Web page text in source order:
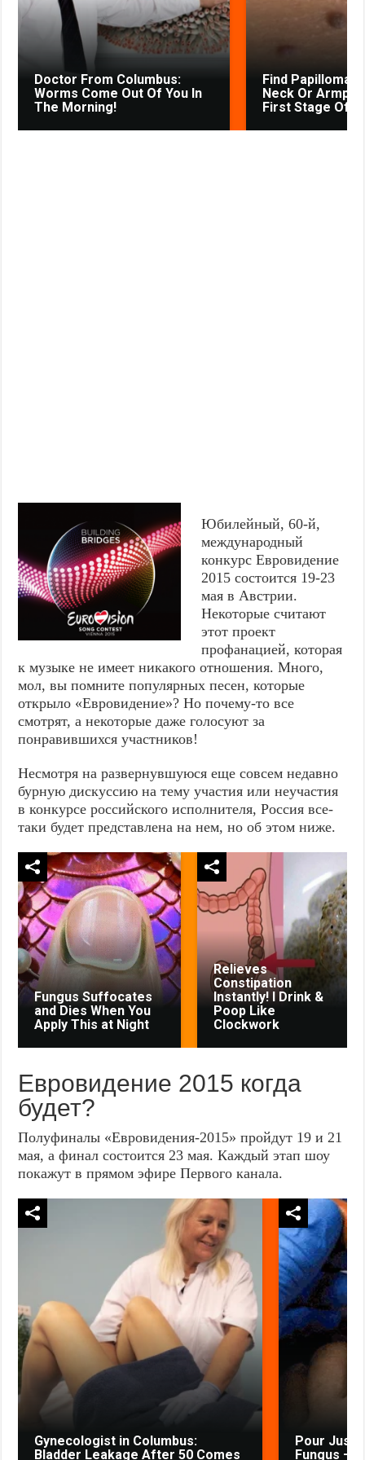
s
n
i
i
t
Doctor From Columbus:
Worms Come Out Of You In
The Morning!
Find Papillomas
Neck Or
First Stage Of...
Юбилейный, 60-й,
международный
конкурс Евровидение
2015 состоится 19-23
мая в Австрии.
Некоторые считают
этот проект
профанацией, которая
к музыке не имеет никакого отношения. Много,
мол, вы помните популярных песен, которые
открыло «Евровидение»? Но почему-то все
смотрят, а некоторые даже голосуют за
понравившихся участников!
Несмотря на развернувшуюся еще совсем недавно
бурную дискуссию на тему участия или неучастия
в конкурсе российского исполнителя, Россия все-
таки будет представлена на нем, но об этом ниже.
Fungus Suffocates
and Dies When You
Apply This at Night
Relieves
Constipation
Instantly! I Drink &
Poop Like
Clockwork
Евровидение 2015 когда
будет?
Полуфиналы «Евровидения-2015» пройдут 19 и 21
мая, а финал состоится 23 мая. Каждый этап шоу
покажут в прямом эфире Первого канала.
Gynecologist in Columbus:
Bladder Leakage After 50 Comes
Pour Just
Fungus —